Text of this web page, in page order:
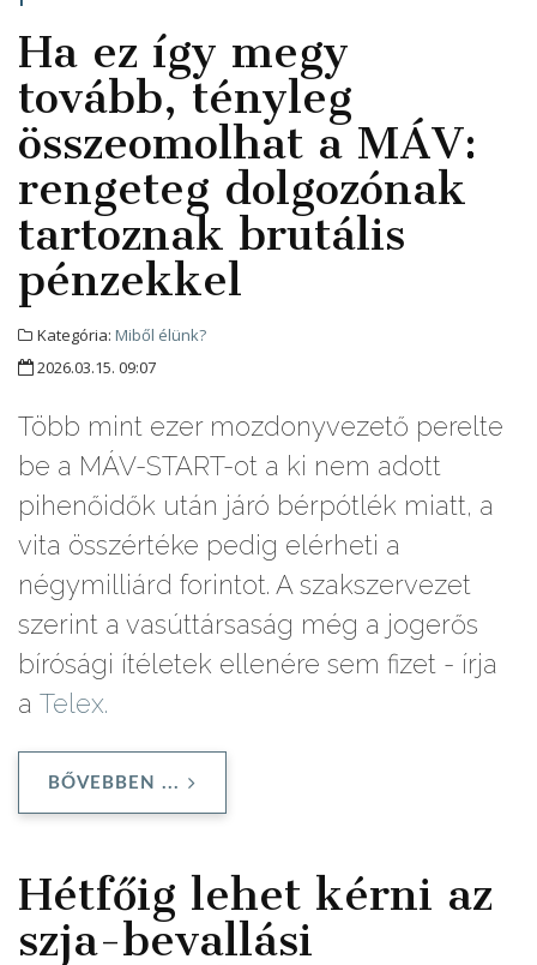
Ha ez így megy
tovább, tényleg
összeomolhat a MÁV:
rengeteg dolgozónak
tartoznak brutális
pénzekkel
Kategória: Miből élünk?
2026.03.15. 09:07
Több mint ezer mozdonyvezető perelte
be a MÁV-START-ot a ki nem adott
pihenőidők után járó bérpótlék miatt, a
vita összértéke pedig elérheti a
négymilliárd forintot. A szakszervezet
szerint a vasúttársaság még a jogerős
bírósági ítéletek ellenére sem fizet - írja
a Telex.
BŐVEBBEN ...
Hétfőig lehet kérni az
szja-bevallási